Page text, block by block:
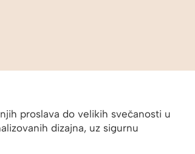
proslava do velikih svečanosti u
dizajna, uz sigurnu